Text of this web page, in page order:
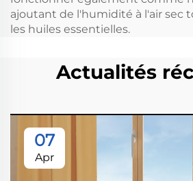
ajoutant de l'humidité à l'air sec
les huiles essentielles.
Actualités
07
Apr